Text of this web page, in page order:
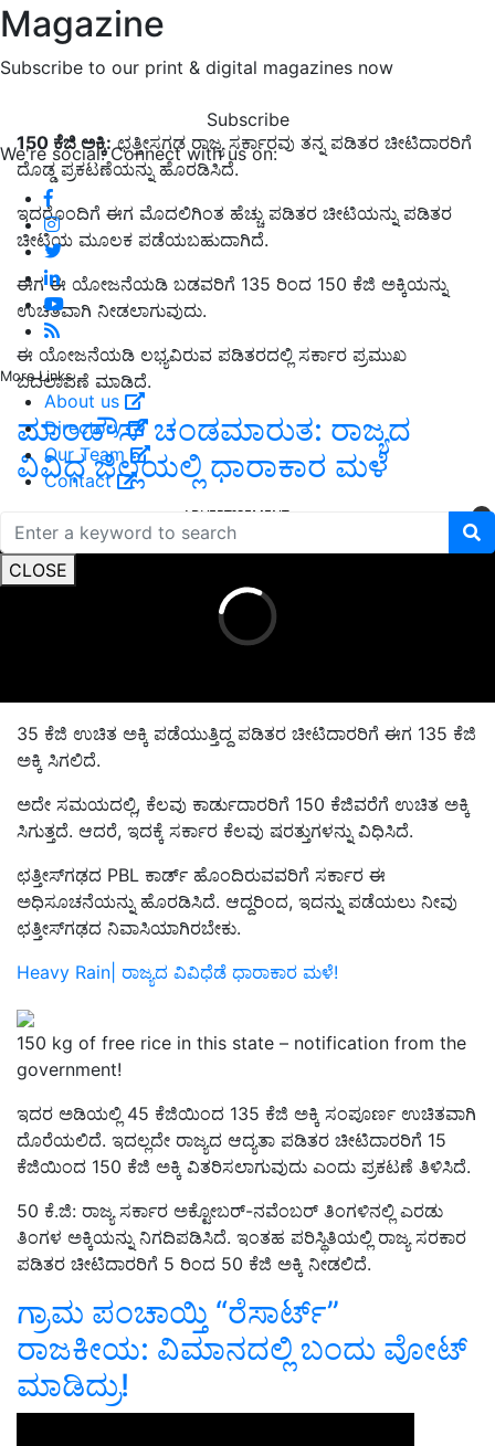
Magazine
Subscribe to our print & digital magazines now
Subscribe
We're social. Connect with us on:
More Links
About us
Directory
Our Team
Contact
CLOSE
150 ಕೆಜಿ ಅಕ್ಕಿ:ಛತ್ತೀಸಗಡ ರಾಜ್ಯ ಸರ್ಕಾರವು ತನ್ನ ಪಡಿತರ ಚೀಟಿದಾರರಿಗೆ
ದೊಡ್ಡ ಪ್ರಕಟಣೆಯನ್ನು ಹೊರಡಿಸಿದೆ.
ಇದರೊಂದಿಗೆ ಈಗ ಮೊದಲಿಗಿಂತ ಹೆಚ್ಚು ಪಡಿತರ ಚೀಟಿಯನ್ನು ಪಡಿತರ
ಚೀಟಿಯ ಮೂಲಕ ಪಡೆಯಬಹುದಾಗಿದೆ.
ಈಗ ಈ ಯೋಜನೆಯಡಿ ಬಡವರಿಗೆ 135 ರಿಂದ 150 ಕೆಜಿ ಅಕ್ಕಿಯನ್ನು
ಉಚಿತವಾಗಿ ನೀಡಲಾಗುವುದು.
ಈ ಯೋಜನೆಯಡಿ ಲಭ್ಯವಿರುವ ಪಡಿತರದಲ್ಲಿ ಸರ್ಕಾರ ಪ್ರಮುಖ
ಬದಲಾವಣೆ ಮಾಡಿದೆ.
ಮಾಂಡೌಸ್‌ ಚಂಡಮಾರುತ: ರಾಜ್ಯದ
ವಿವಿಧ ಜಿಲ್ಲೆಯಲ್ಲಿ ಧಾರಾಕಾರ ಮಳೆ
ADVERTISEMENT
35 ಕೆಜಿ ಉಚಿತ ಅಕ್ಕಿ ಪಡೆಯುತ್ತಿದ್ದ ಪಡಿತರ ಚೀಟಿದಾರರಿಗೆ ಈಗ 135 ಕೆಜಿ
ಅಕ್ಕಿ ಸಿಗಲಿದೆ.
ಅದೇ ಸಮಯದಲ್ಲಿ, ಕೆಲವು ಕಾರ್ಡುದಾರರಿಗೆ 150 ಕೆಜಿವರೆಗೆ ಉಚಿತ ಅಕ್ಕಿ
ಸಿಗುತ್ತದೆ. ಆದರೆ, ಇದಕ್ಕೆ ಸರ್ಕಾರ ಕೆಲವು ಷರತ್ತುಗಳನ್ನು ವಿಧಿಸಿದೆ.
ಛತ್ತೀಸ್‌ಗಢದ PBL ಕಾರ್ಡ್ ಹೊಂದಿರುವವರಿಗೆ ಸರ್ಕಾರ ಈ
ಅಧಿಸೂಚನೆಯನ್ನು ಹೊರಡಿಸಿದೆ. ಆದ್ದರಿಂದ, ಇದನ್ನು ಪಡೆಯಲು ನೀವು
ಛತ್ತೀಸ್‌ಗಢದ ನಿವಾಸಿಯಾಗಿರಬೇಕು.
Heavy Rain| ರಾಜ್ಯದ ವಿವಿಧೆಡೆ ಧಾರಾಕಾರ ಮಳೆ!
150 kg of free rice in this state – notification from the
government!
ಇದರ ಅಡಿಯಲ್ಲಿ 45 ಕೆಜಿಯಿಂದ 135 ಕೆಜಿ ಅಕ್ಕಿ ಸಂಪೂರ್ಣ ಉಚಿತವಾಗಿ
ದೊರೆಯಲಿದೆ. ಇದಲ್ಲದೇ ರಾಜ್ಯದ ಆದ್ಯತಾ ಪಡಿತರ ಚೀಟಿದಾರರಿಗೆ 15
ಕೆಜಿಯಿಂದ 150 ಕೆಜಿ ಅಕ್ಕಿ ವಿತರಿಸಲಾಗುವುದು ಎಂದು ಪ್ರಕಟಣೆ ತಿಳಿಸಿದೆ.
50 ಕೆ.ಜಿ: ರಾಜ್ಯ ಸರ್ಕಾರ ಅಕ್ಟೋಬರ್-ನವೆಂಬರ್ ತಿಂಗಳಿನಲ್ಲಿ ಎರಡು
ತಿಂಗಳ ಅಕ್ಕಿಯನ್ನು ನಿಗದಿಪಡಿಸಿದೆ. ಇಂತಹ ಪರಿಸ್ಥಿತಿಯಲ್ಲಿ ರಾಜ್ಯ ಸರಕಾರ
ಪಡಿತರ ಚೀಟಿದಾರರಿಗೆ 5 ರಿಂದ 50 ಕೆಜಿ ಅಕ್ಕಿ ನೀಡಲಿದೆ.
ಗ್ರಾಮ ಪಂಚಾಯ್ತಿ “ರೆಸಾರ್ಟ್‌”
ರಾಜಕೀಯ: ವಿಮಾನದಲ್ಲಿ ಬಂದು ವೋಟ್‌
ಮಾಡಿದ್ರು!